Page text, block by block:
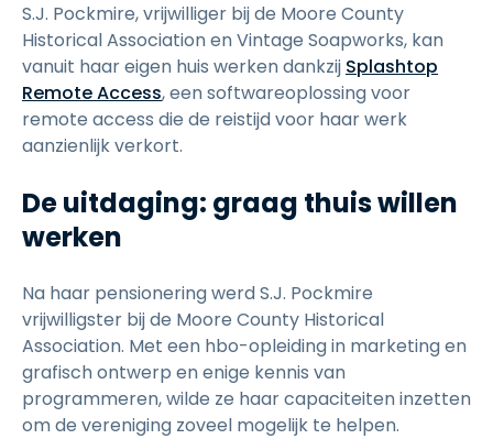
S.J. Pockmire, vrijwilliger bij de Moore County
Historical Association en Vintage Soapworks, kan
vanuit haar eigen huis werken dankzij Splashtop
Remote Access, een softwareoplossing voor
remote access die de reistijd voor haar werk
aanzienlijk verkort.
De uitdaging: graag thuis willen
werken
Na haar pensionering werd S.J. Pockmire
vrijwilligster bij de Moore County Historical
Association. Met een hbo-opleiding in marketing en
grafisch ontwerp en enige kennis van
programmeren, wilde ze haar capaciteiten inzetten
om de vereniging zoveel mogelijk te helpen.